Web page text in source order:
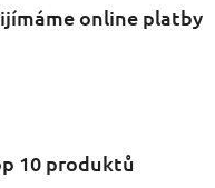
online platby
10 produktů